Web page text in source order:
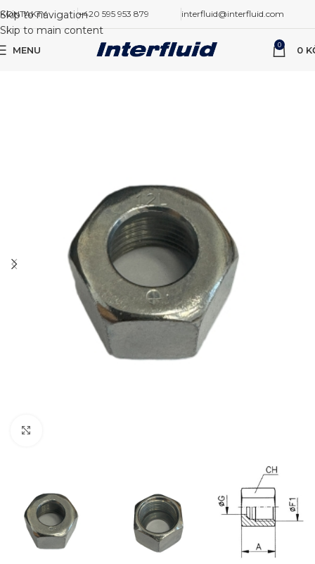
Skip to navigation
Skip to main content
KONTAKTY +420 595 953 879 interfluid@interfluid.com
MENU 0 0